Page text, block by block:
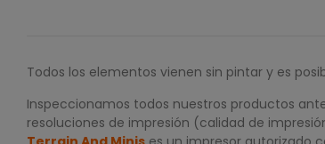
Todos los elementos vienen sin pintar y es
Inspeccionamos todos nuestros productos
resoluciones de impresión (calidad de